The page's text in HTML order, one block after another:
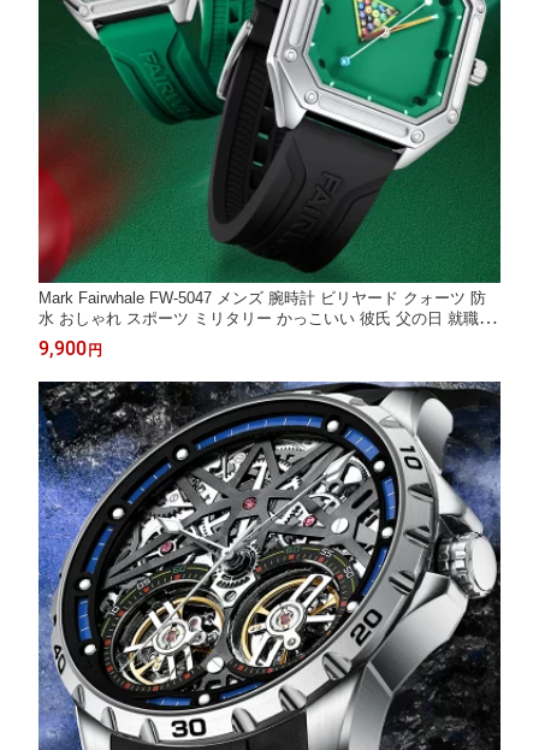
Mark Fairwhale FW-5047 メンズ 腕時計 ビリヤード クォーツ 防
水 おしゃれ スポーツ ミリタリー かっこいい 彼氏 父の日 就職祝
い 誕生日 プレゼント ギフト 10代 20代 30代 40代 50代 SALE 正
規品
9,900 円